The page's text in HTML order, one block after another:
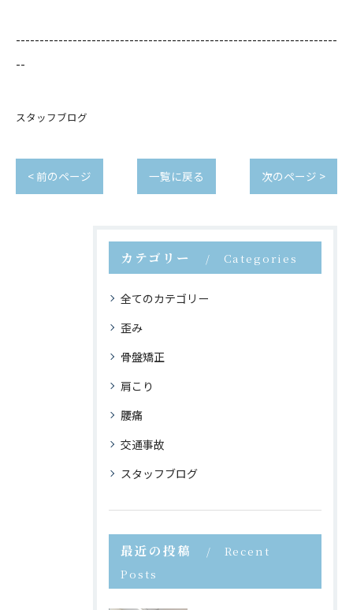
--------------------------------------------------------------------
--
スタッフブログ
< 前のページ 一覧に戻る 次のページ >
カテゴリー Categories
全てのカテゴリー
歪み
骨盤矯正
肩こり
腰痛
交通事故
スタッフブログ
最近の投稿
Recent
Posts